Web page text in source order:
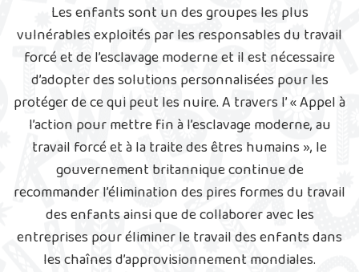
Les enfants sont un des groupes les plus
vulnérables exploités par les responsables du travail
forcé et de l’esclavage moderne et il est nécessaire
d’adopter des solutions personnalisées pour les
protéger de ce qui peut les nuire. A travers l’ « Appel à
l’action pour mettre fin à l’esclavage moderne, au
travail forcé et à la traite des êtres humains », le
gouvernement britannique continue de
recommander l’élimination des pires formes du travail
des enfants ainsi que de collaborer avec les
entreprises pour éliminer le travail des enfants dans
les chaînes d’approvisionnement mondiales.